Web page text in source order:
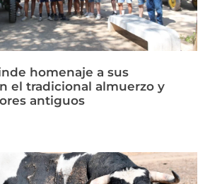
homenaje a sus
el tradicional almuerzo y
antiguos